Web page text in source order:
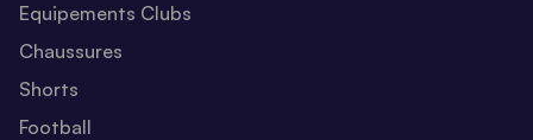
Equipements Clubs
Chaussures
Shorts
Football